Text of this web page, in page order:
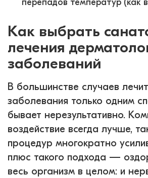
перепадов температур (как
Как выбрать
лечения
заболеваний
В большинстве случаев
заболевания только одним
бывает нерезультативно.
воздействие всегда лучше,
процедур многократно
плюс такого подхода —
весь организм в целом: и